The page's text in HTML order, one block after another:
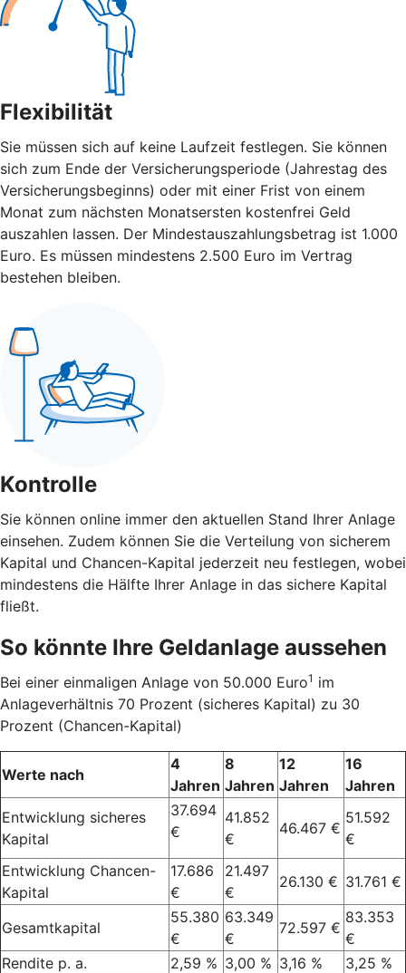
Flexibilität
Sie müssen sich auf keine Laufzeit festlegen. Sie können
sich zum Ende der Versicherungsperiode (Jahrestag des
Versicherungsbeginns) oder mit einer Frist von einem
Monat zum nächsten Monatsersten kostenfrei Geld
auszahlen lassen. Der Mindestauszahlungsbetrag ist 1.000
Euro. Es müssen mindestens 2.500 Euro im Vertrag
bestehen bleiben.
Kontrolle
Sie können online immer den aktuellen Stand Ihrer Anlage
einsehen. Zudem können Sie die Verteilung von sicherem
Kapital und Chancen-Kapital jederzeit neu festlegen, wobei
mindestens die Hälfte Ihrer Anlage in das sichere Kapital
fließt.
So könnte Ihre Geldanlage aussehen
Bei einer einmaligen Anlage von 50.000 Euro1 im
Anlageverhältnis 70 Prozent (sicheres Kapital) zu 30
Prozent (Chancen-Kapital)
Werte nach
4
Jahren
8
Jahren
12
Jahren
16
Jahren
Entwicklung sicheres
Kapital
37.694
€
41.852
€
46.467 €
51.592
€
Entwicklung Chancen-
Kapital
17.686
€
21.497
€
26.130 € 31.761 €
Gesamtkapital
55.380
€
63.349
€
72.597 €
83.353
€
Rendite p. a.
2,59 % 3,00 % 3,16 % 3,25 %